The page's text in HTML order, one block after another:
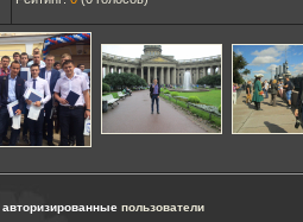
авторизированныепользователи